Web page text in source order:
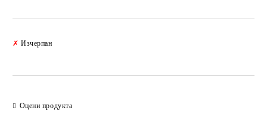
✗ Изчерпан
Оцени продукта